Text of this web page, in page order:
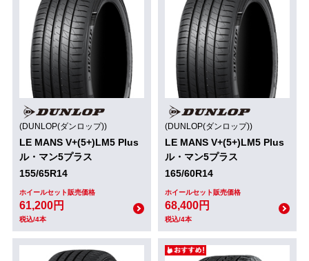
(DUNLOP(ダンロップ))
LE MANS V+(5+)LM5 Plus
ル・マン5プラス
155/65R14
ホイールセット販売価格
61,200円
税込/4本
(DUNLOP(ダンロップ))
LE MANS V+(5+)LM5 Plus
ル・マン5プラス
165/60R14
ホイールセット販売価格
68,400円
税込/4本